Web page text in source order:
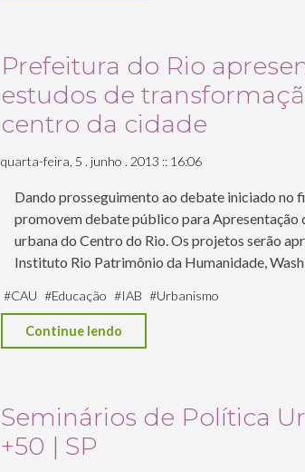
Centro
do
Rio
gera
grupos
estudo"
Prefeitura do Rio
estudos de
centro da cidade
quarta-feira, 5 . junho . 2013 :: 16:06
Dando prosseguimento ao debate iniciado no
promovem debate público para Apresentação
urbana do Centro do Rio. Os projetos serão
Instituto Rio Patrimônio da Humanidade,
#CAU #Educação #IAB #Urbanismo
Continue lendo
apresenta
projetos
Seminários de Política
+50 | SP